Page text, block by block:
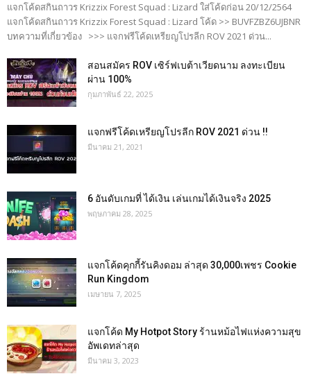
แจกโค้ดสกินถาวร Krizzix Forest Squad : Lizard ใส่โค้ดก่อน 20/12/2564
แจกโค้ดสกินถาวร Krizzix Forest Squad : Lizard โค้ด >> BUVFZBZ6UJBNR
บทความที่เกี่ยวข้อง >>> แจกฟรีโค้ดเหรียญโปรลีก ROV 2021 ด่วน...
สอนสมัคร ROV เซิร์ฟเบต้าเวียดนาม ลงทะเบียน
ผ่าน 100%
กุมภาพันธ์ 22, 2025
แจกฟรีโค้ดเหรียญโปรลีก ROV 2021 ด่วน !!
มีนาคม 21, 2021
6 อันดับเกมที่ ได้เงิน เล่นเกมได้เงินจริง 2025
พฤษภาคม 28, 2025
แจกโค้ดคุกกี้รันคิงดอม ล่าสุด 30,000เพชร Cookie
Run Kingdom
เมษายน 7, 2025
แจกโค้ด My Hotpot Story ร้านหม้อไฟแห่งความสุข
อัพเดทล่าสุด
มีนาคม 3, 2023